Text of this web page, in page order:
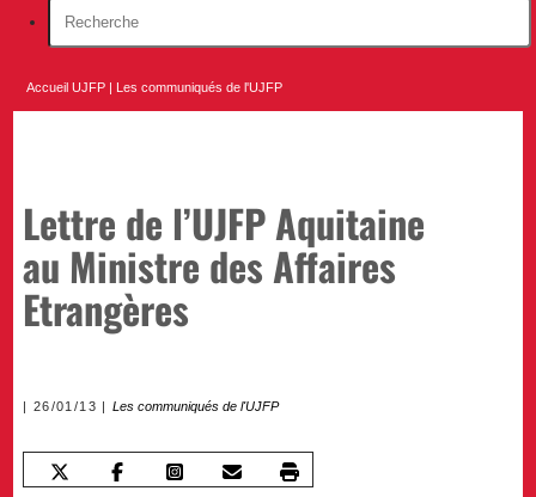
Accueil UJFP Les communiqués de l'UJFP
Lettre de l’UJFP Aquitaine
au Ministre des Affaires
Etrangères
26/01/13 Les communiqués de l'UJFP